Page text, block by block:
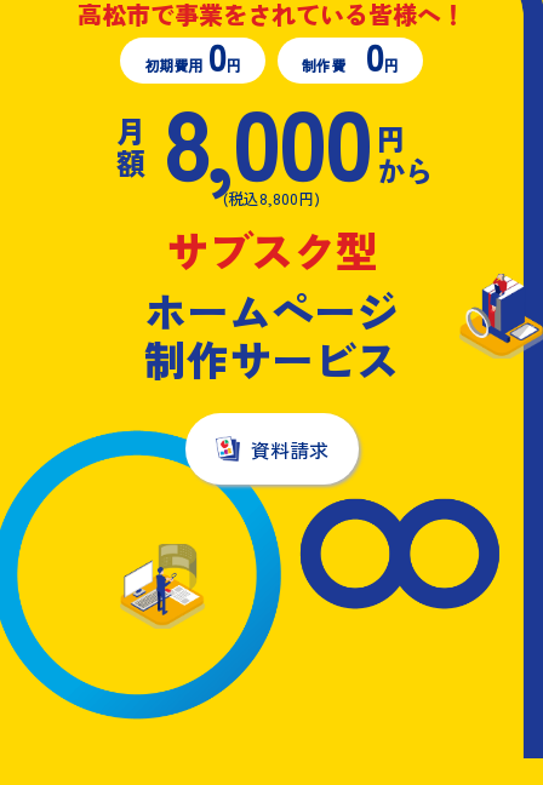
高松市で事業をされている皆様へ！
初期費用 0円 制作費 0円
月額 8,000
(税込8,800円)
円
から
サブスク型
ホームページ
制作サービス
資料請求